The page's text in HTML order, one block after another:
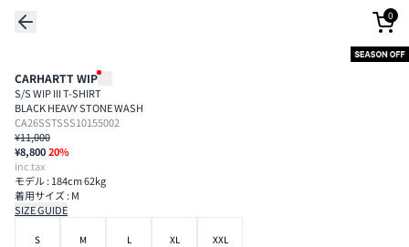
0
CARHARTT WIP
S/S WIP III T-SHIRT
BLACK HEAVY STONE WASH
CA26SSTSSS10155002
¥11,000
¥8,80020%
inc.tax
モデル : 184cm 62kg
着用サイズ : M
SIZE GUIDE
S M L XL XXL